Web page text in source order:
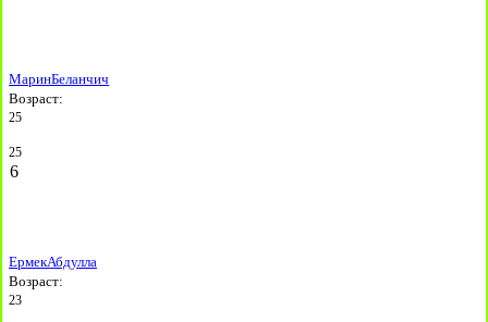
МаринБеланчич
Возраст:
25
25
6
ЕрмекАбдулла
Возраст:
23